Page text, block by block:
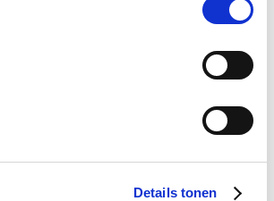
Details tonen
Voeg toe aan winkeltas Voeg